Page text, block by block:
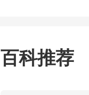
炸也能最
百科推荐